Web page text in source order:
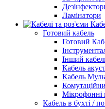
Ламінатори
Готовий кабель
Готовий
Інший
Кабель
Кабель
Мікрофонні
Кабель в бухті /